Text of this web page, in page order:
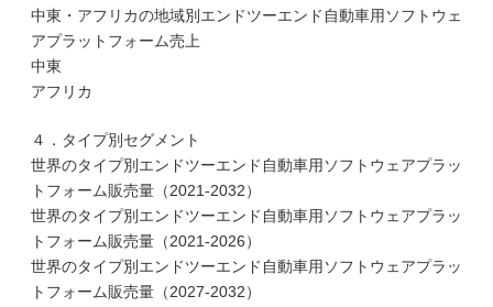
中東・アフリカの地域別エンドツーエンド自動車用ソフトウェ
アプラットフォーム売上
中東
アフリカ
４．タイプ別セグメント
世界のタイプ別エンドツーエンド自動車用ソフトウェアプラッ
トフォーム販売量（2021-2032）
世界のタイプ別エンドツーエンド自動車用ソフトウェアプラッ
トフォーム販売量（2021-2026）
世界のタイプ別エンドツーエンド自動車用ソフトウェアプラッ
トフォーム販売量（2027-2032）